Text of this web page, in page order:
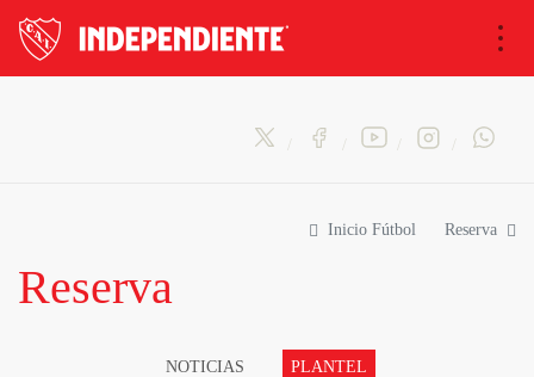
Reserva
Inicio Fútbol
Reserva
NOTICIAS PLANTEL